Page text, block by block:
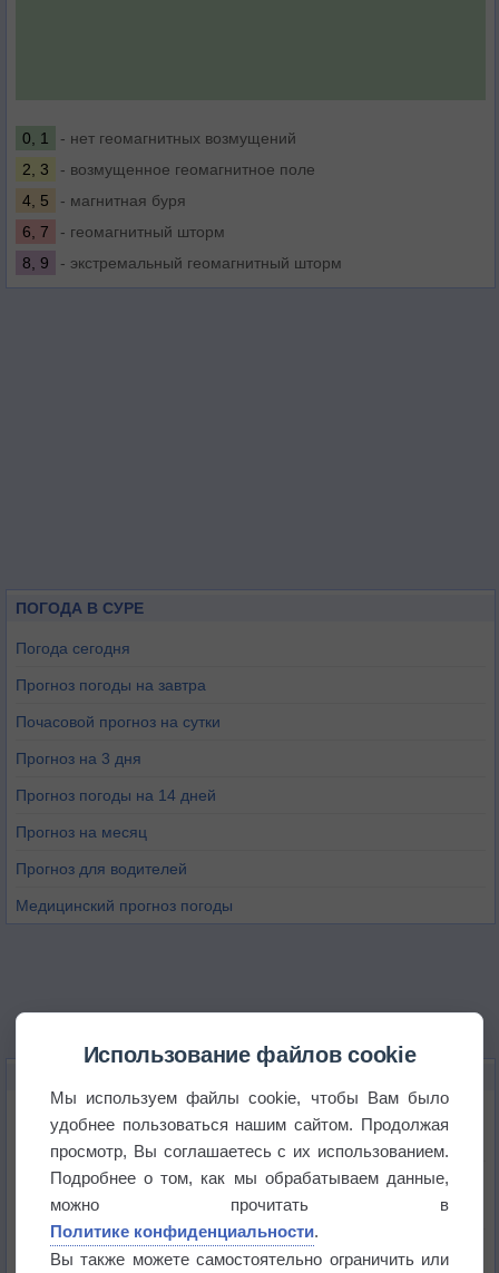
0, 1
- нет геомагнитных возмущений
2, 3
- возмущенное геомагнитное поле
4, 5
- магнитная буря
6, 7
- геомагнитный шторм
8, 9
- экстремальный геомагнитный шторм
ПОГОДА В СУРЕ
Погода сегодня
Прогноз погоды на завтра
Почасовой прогноз на сутки
Прогноз на 3 дня
Прогноз погоды на 14 дней
Прогноз на месяц
Прогноз для водителей
Медицинский прогноз погоды
Космическая погода влияет на транспорт
Приложение построит маршрут через тень
Атмосфера начала замерзать
Использование файлов cookie
Мы используем файлы cookie, чтобы Вам было
удобнее пользоваться нашим сайтом. Продолжая
просмотр, Вы соглашаетесь с их использованием.
Подробнее о том, как мы обрабатываем данные,
можно прочитать в
Политике конфиденциальности.
Вы также можете самостоятельно ограничить или